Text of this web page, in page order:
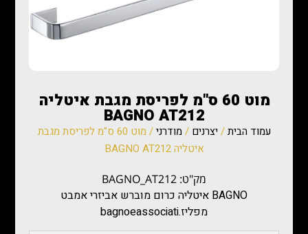
מוט 60 ס"מ לפריסת מגבת איטליה
BAGNO AT212
עמוד הבית/ יצרנים / מודרני
/ מוט 60 ס"מ לפריסת מגבת
איטליה BAGNO AT212
מק"ט: BAGNO_AT212
BAGNO איטליה כרום מוברש אביזרי אמבט
מפליז.bagnoeassociati